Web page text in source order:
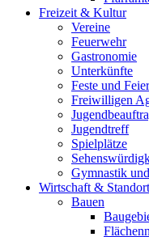
Freizeit & Kultur
Vereine
Feuerwehr
Gastronomie
Unterkünfte
Feste und
Freiwilligen
Jugendtreff
Spielplätze
Gymnastik
Wirtschaft & Standort
Bauen